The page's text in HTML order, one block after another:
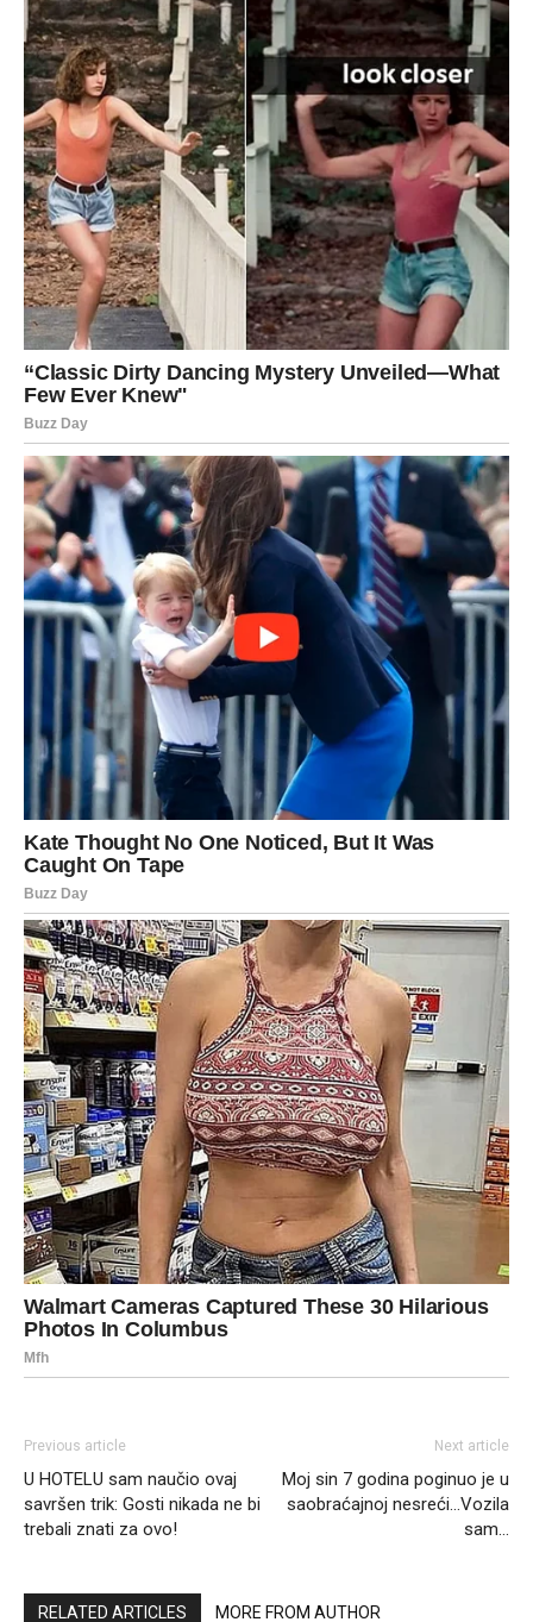
Previous article
U HOTELU sam naučio ovaj
savršen trik: Gosti nikada ne bi
trebali znati za ovo!
Next article
Moj sin 7 godina poginuo je u
saobraćajnoj nesreći…Vozila
sam…
RELATED ARTICLES MORE FROM AUTHOR